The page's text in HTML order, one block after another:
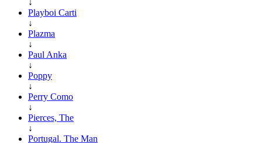
Playboi Carti
↓
Plazma
↓
Paul Anka
↓
Poppy
↓
Perry Como
↓
Pierces, The
↓
Portugal. The Man